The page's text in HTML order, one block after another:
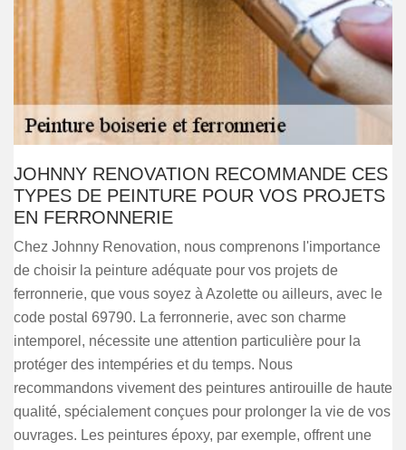
JOHNNY RENOVATION RECOMMANDE CES
TYPES DE PEINTURE POUR VOS PROJETS
EN FERRONNERIE
Chez Johnny Renovation, nous comprenons l'importance
de choisir la peinture adéquate pour vos projets de
ferronnerie, que vous soyez à Azolette ou ailleurs, avec le
code postal 69790. La ferronnerie, avec son charme
intemporel, nécessite une attention particulière pour la
protéger des intempéries et du temps. Nous
recommandons vivement des peintures antirouille de haute
qualité, spécialement conçues pour prolonger la vie de vos
ouvrages. Les peintures époxy, par exemple, offrent une